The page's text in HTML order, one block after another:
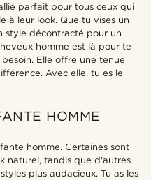
parfait pour tous ceux qui
à leur look. Que tu vises un
style décontracté pour un
homme est là pour te
Elle offre une tenue
Avec elle, tu es le
HOMME
homme. Certaines sont
naturel, tandis que d'autres
plus audacieux. Tu as les